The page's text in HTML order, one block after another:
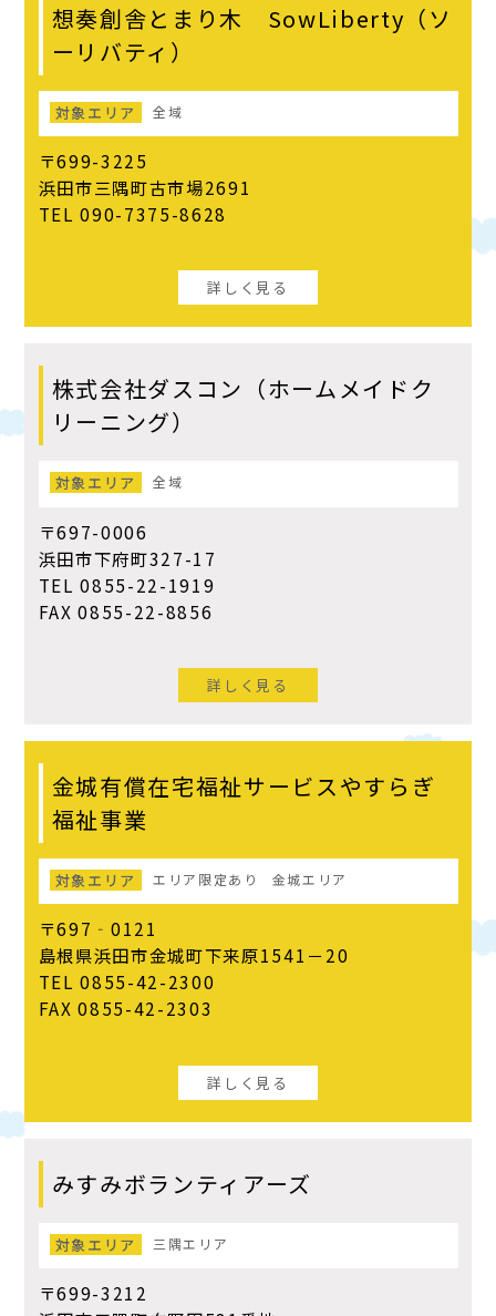
想奏創舎とまり木 SowLiberty（ソ
ーリバティ）
対象エリア 全域
〒699-3225
浜田市三隅町古市場2691
TEL 090-7375-8628
詳しく見る
株式会社ダスコン（ホームメイドク
リーニング）
対象エリア 全域
〒697-0006
浜田市下府町327-17
TEL 0855-22-1919
FAX 0855-22-8856
詳しく見る
金城有償在宅福祉サービスやすらぎ
福祉事業
対象エリア エリア限定あり 金城エリア
〒697‐0121
島根県浜田市金城町下来原1541－20
TEL 0855-42-2300
FAX 0855-42-2303
詳しく見る
みすみボランティアーズ
対象エリア 三隅エリア
〒699-3212